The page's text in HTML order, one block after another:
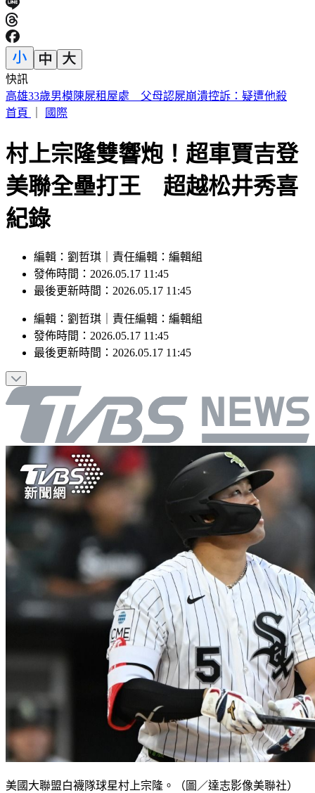
快訊
伊朗封鎖荷姆茲海峽 6000名海員受困波斯灣
首頁
國際
村上宗隆雙響炮！超車賈吉登
美聯全壘打王 超越松井秀喜
紀錄
編輯：劉哲琪｜責任編輯：編輯組
發佈時間：2026.05.17 11:45
最後更新時間：2026.05.17 11:45
編輯 ： 劉哲琪 責任編輯 ： 編輯組
發佈時間： 2026.05.17 11:45
最後更新時間： 2026.05.17 11:45
美國大聯盟白襪隊球星村上宗隆。（圖／達志影像美聯社）